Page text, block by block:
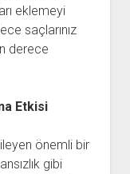
eklemeyi
saçlarınız
derece
Etkisi
önemli bir
gibi